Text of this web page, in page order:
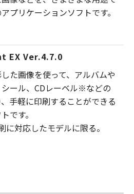
プリケーションソフトです。
EX Ver.4.7.0
た画像を使って、アルバムや
ール、CDレーベル※などの
手軽に印刷することができる
です。
対応したモデルに限る。